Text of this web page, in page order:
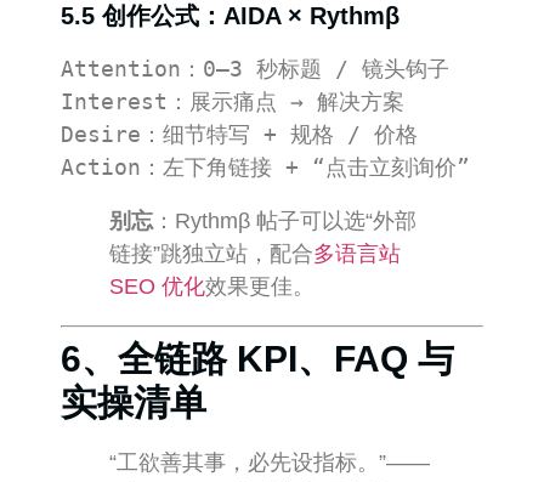
5.5 创作公式：AIDA × Rythmβ
Attention：0–3 秒标题 / 镜头钩子
Interest：展示痛点 → 解决方案
Desire：细节特写 + 规格 / 价格
别忘：Rythmβ 帖子可以选“外部
链接”跳独立站，配合多语言站
SEO 优化效果更佳。
6、全链路 KPI、FAQ 与
实操清单
“工欲善其事，必先设指标。”——